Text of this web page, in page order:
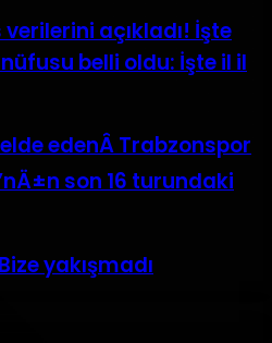
açıkladı! İşte
belli oldu: İşte il il
edenÂ Trabzonspor
son 16 turundaki
yakışmadı